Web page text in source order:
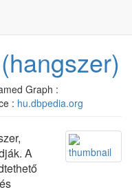
Graph :
: hu.dbpedia.org
A